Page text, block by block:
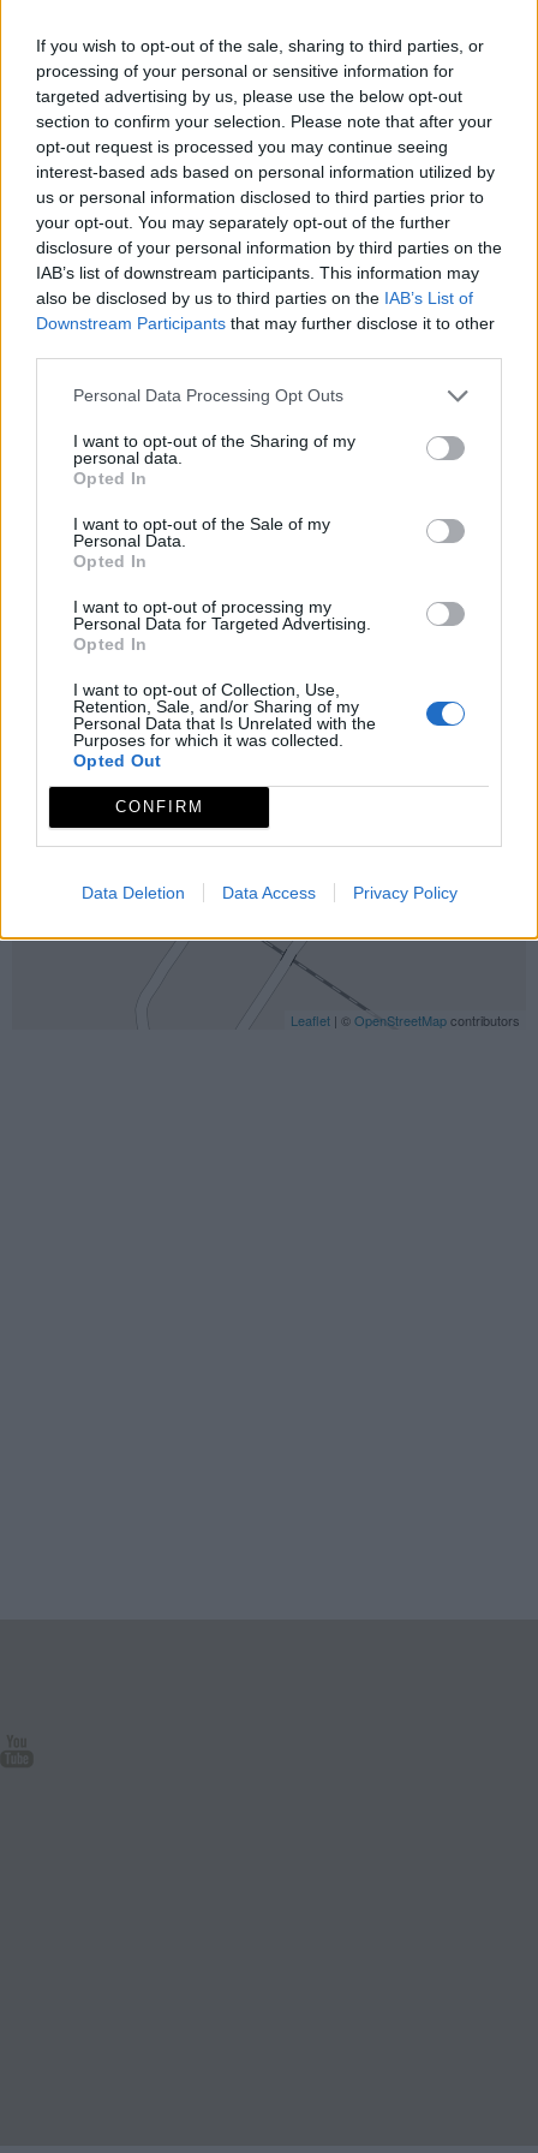
If you wish to opt-out of the sale, sharing to third parties, or
processing of your personal or sensitive information for
targeted advertising by us, please use the below opt-out
section to confirm your selection. Please note that after your
opt-out request is processed you may continue seeing
interest-based ads based on personal information utilized by
us or personal information disclosed to third parties prior to
your opt-out. You may separately opt-out of the further
disclosure of your personal information by third parties on the
IAB’s list of downstream participants. This information may
also be disclosed by us to third parties on the IAB’s List of
Downstream Participants that may further disclose it to other
Personal Data Processing Opt Outs
I want to opt-out of the Sharing of my
personal data.
Opted In
I want to opt-out of the Sale of my
Personal Data.
Opted In
I want to opt-out of processing my
Personal Data for Targeted Advertising.
Opted In
I want to opt-out of Collection, Use,
Retention, Sale, and/or Sharing of my
Personal Data that Is Unrelated with the
Purposes for which it was collected.
Opted Out
CONFIRM
Data Deletion Data Access Privacy Policy
Los restos de la ciudad romana de Regina forman un
conjunto en el que actualmente destacan el foro y el
teatro (consecuencia de las sucesivas fases
arqueológicas proyectadas sobre el terreno). A ello
se añade los templos de la Triada Capitolina, el
macellum (mercado) y las termas.
Las primeras excavaciones comenzaron en 1978 con
cuatro campañas intensivas iniciadas desde ese
verano que ya dejaban bien claro el enorme valor
patrimonial que se escondía bajo tierra.
Mapa
Leaflet | ©OpenStreetMapcontributors